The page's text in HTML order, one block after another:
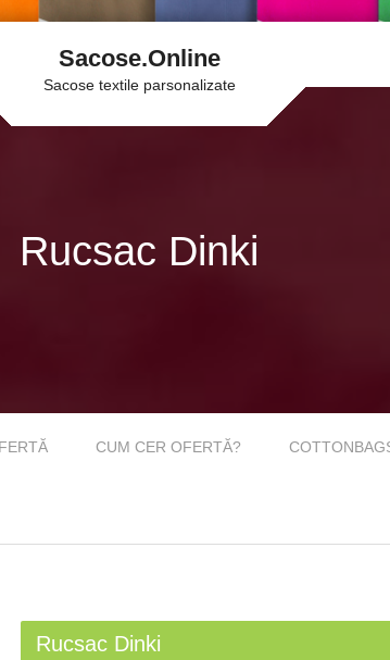
Sacose.Online
Sacose textile parsonalizate
Rucsac Dinki
CUM CER OFERTĂ?
Rucsac Dinki